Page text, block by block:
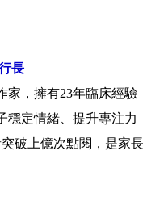
長
家，擁有23年臨床經
穩定情緒、提升專注
破上億次點閱，是家